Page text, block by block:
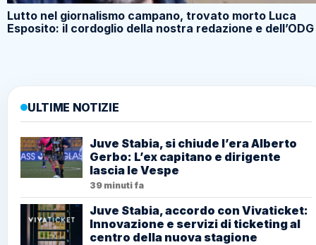
Lutto nel giornalismo campano, trovato morto Luca
Esposito: il cordoglio della nostra redazione e dell’ODG
ULTIME NOTIZIE
Juve Stabia, si chiude l’era Alberto
Gerbo: L’ex capitano e dirigente
lascia le Vespe
39 minuti fa
Juve Stabia, accordo con Vivaticket:
Innovazione e servizi di ticketing al
centro della nuova stagione